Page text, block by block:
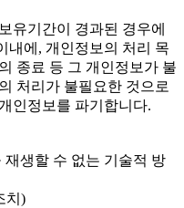
유기간이 경과된 경우에
내에, 개인정보의 처리 목
종료 등 그 개인정보가 불
처리가 불필요한 것으로
인정보를 파기합니다.
생할 수 없는 기술적 방
치)